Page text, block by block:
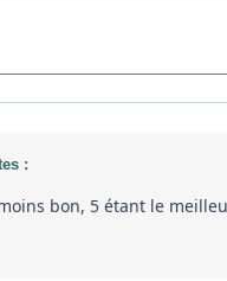
:
bon, 5 étant le